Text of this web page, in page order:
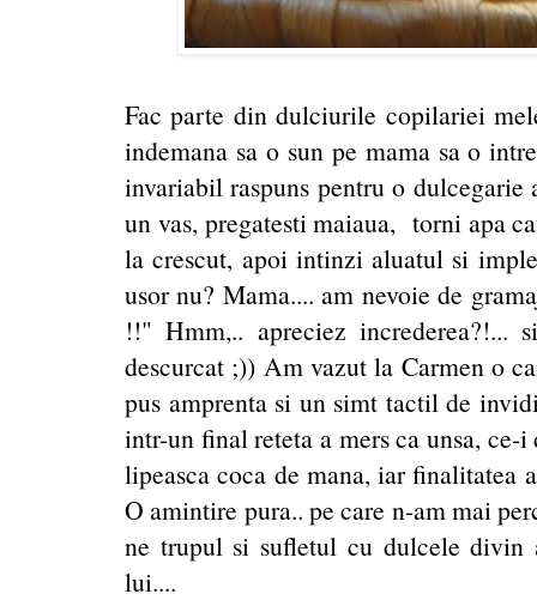
Fac parte din dulciurile copilariei
indemana sa o sun pe mama sa o
invariabil raspuns pentru o
un vas, pregatesti maiaua, torni apa
la crescut, apoi intinzi aluatul si
usor nu? Mama.... am nevoie de
!!" Hmm,.. apreciez
descurcat ;)) Am vazut la Carmen o
pus amprenta si un simt tactil de
intr-un final reteta a mers ca unsa,
lipeasca coca de mana, iar finalitatea
O amintire pura.. pe care n-am mai
ne trupul si sufletul cu dulcele
lui....